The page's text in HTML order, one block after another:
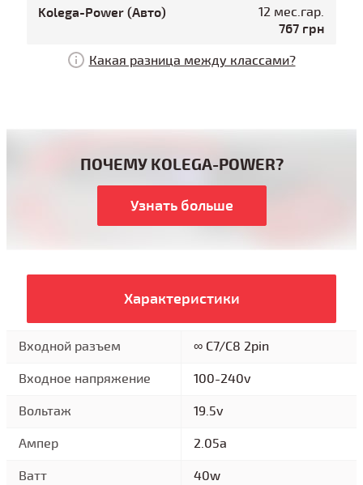
Kolega-Power (Авто) 12 мес.гар.
767 грн
Какая разница между классами?
ПОЧЕМУ KOLEGA-POWER?
Узнать больше
Характеристики
Входной разъем
∞ C7/C8 2pin
Входное напряжение
100-240v
Вольтаж
19.5v
Ампер
2.05a
Ватт
40w